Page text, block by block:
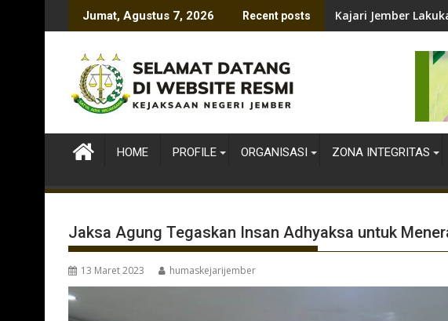
to
Jumat, Agustus 7, 2026 Recent posts Kajari Jember
HOME PROFILE ORGANISASI ZONA INTEGRITAS
Jaksa Agung Tegaskan Insan Adhyaksa untuk
13 Maret 2023 humaskejarijember